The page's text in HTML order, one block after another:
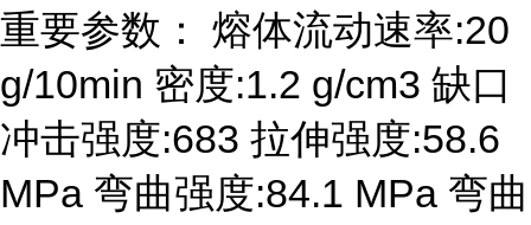
重要参数： 熔体流动速率:20
g/10min 密度:1.2 g/cm3 缺口
冲击强度:683 拉伸强度:58.6
MPa 弯曲强度:84.1 MPa 弯曲